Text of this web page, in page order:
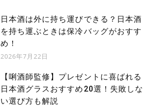
日本酒は外に持ち運びできる？日本酒
を持ち運ぶときは保冷バッグがおすす
め！
2026年7月22日
【唎酒師監修】プレゼントに喜ばれる
日本酒グラスおすすめ20選！失敗しな
い選び方も解説